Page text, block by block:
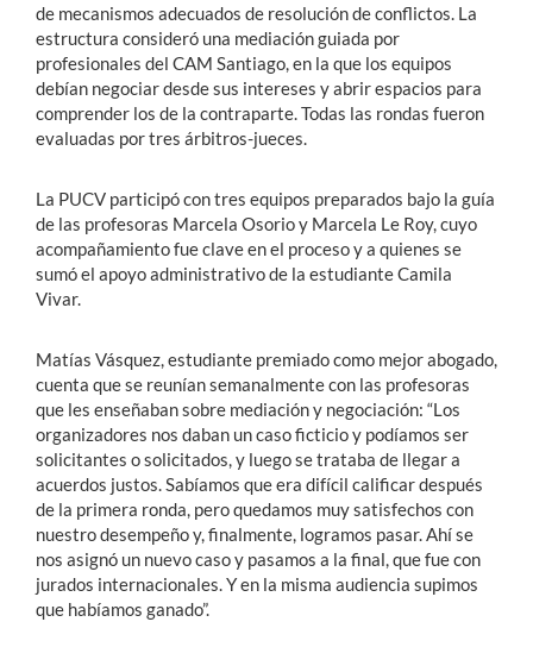
de mecanismos adecuados de resolución de conflictos. La
estructura consideró una mediación guiada por
profesionales del CAM Santiago, en la que los equipos
debían negociar desde sus intereses y abrir espacios para
comprender los de la contraparte. Todas las rondas fueron
evaluadas por tres árbitros-jueces.
La PUCV participó con tres equipos preparados bajo la guía
de las profesoras Marcela Osorio y Marcela Le Roy, cuyo
acompañamiento fue clave en el proceso y a quienes se
sumó el apoyo administrativo de la estudiante Camila
Vivar.
Matías Vásquez, estudiante premiado como mejor abogado,
cuenta que se reunían semanalmente con las profesoras
que les enseñaban sobre mediación y negociación: “Los
organizadores nos daban un caso ficticio y podíamos ser
solicitantes o solicitados, y luego se trataba de llegar a
acuerdos justos. Sabíamos que era difícil calificar después
de la primera ronda, pero quedamos muy satisfechos con
nuestro desempeño y, finalmente, logramos pasar. Ahí se
nos asignó un nuevo caso y pasamos a la final, que fue con
jurados internacionales. Y en la misma audiencia supimos
que habíamos ganado”.